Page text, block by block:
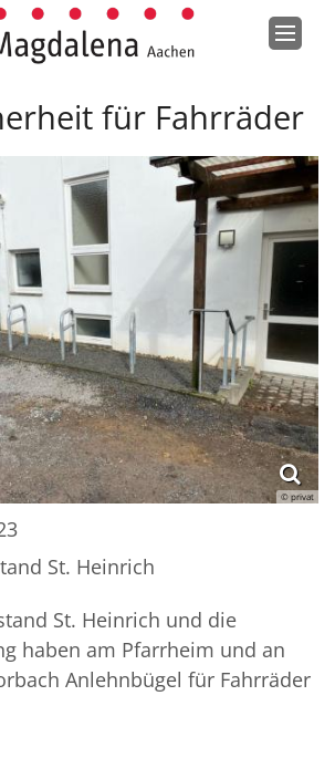
für Fahrräder
© privat
St. Heinrich
St. Heinrich und die
haben am Pfarrheim und an
Anlehnbügel für Fahrräder